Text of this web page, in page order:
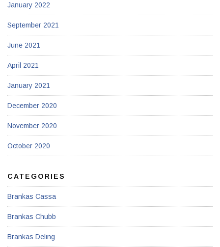
January 2022
September 2021
June 2021
April 2021
January 2021
December 2020
November 2020
October 2020
CATEGORIES
Brankas Cassa
Brankas Chubb
Brankas Deling